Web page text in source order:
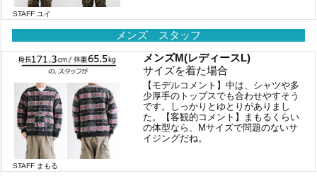
STAFF ユイ
メンズ スタッフ
メンズM(レディースL)
サイズを着た場合
STAFF まもる
【モデルコメント】中は、シャツや多
少厚手のトップスでも合わせやすそう
です。しっかりとゆとりがありまし
た。【客観的コメント】まもるくらい
の体型なら、Mサイズで問題のないサ
イジングだね。